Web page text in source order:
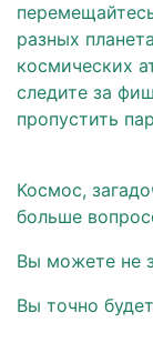
разных
космических
следите за
пропустить
Космос,
больше
Вы можете не
Вы точно